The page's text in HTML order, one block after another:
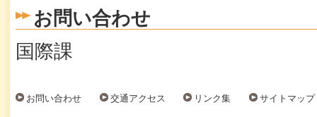
お問い合わせ
国際課
お問い合わせ 交通アクセス リンク集 サイトマップ